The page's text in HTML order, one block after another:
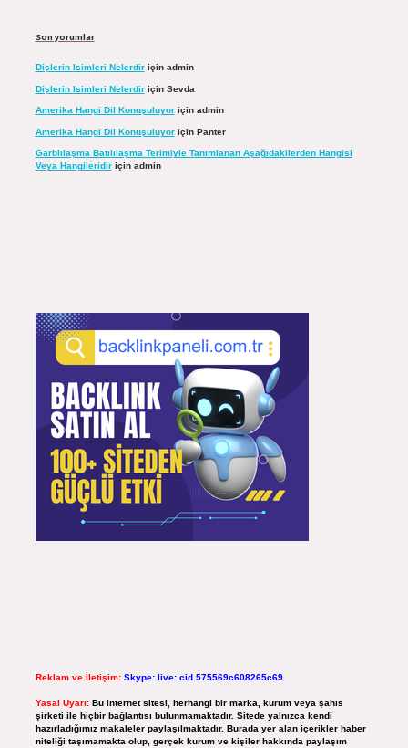
Son yorumlar
Dişlerin Isimleri Nelerdiriçin admin
Dişlerin Isimleri Nelerdiriçin Sevda
Amerika Hangi Dil Konuşuluyoriçin admin
Amerika Hangi Dil Konuşuluyoriçin Panter
Garblılaşma Batılılaşma Terimiyle Tanımlanan Aşağıdakilerden Hangisi
Veya Hangileridiriçin admin
Reklam ve İletişim: Skype: live:.cid.575569c608265c69
Yasal Uyarı: Bu internet sitesi, herhangi bir marka, kurum veya şahıs
şirketi ile hiçbir bağlantısı bulunmamaktadır. Sitede yalnızca kendi
hazırladığımız makaleler paylaşılmaktadır. Burada yer alan içerikler haber
niteliği taşımamakta olup, gerçek kurum ve kişiler hakkında paylaşım